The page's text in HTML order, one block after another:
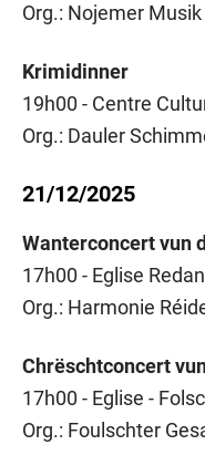
Org.: Nojemer Musik
Krimidinner
19h00 - Centre
Org.: Dauler
21/12/2025
Wanterconcert vun
17h00 - Eglise
Org.: Harmonie
Chrëschtconcert
17h00 - Eglise -
Org.: Foulschter